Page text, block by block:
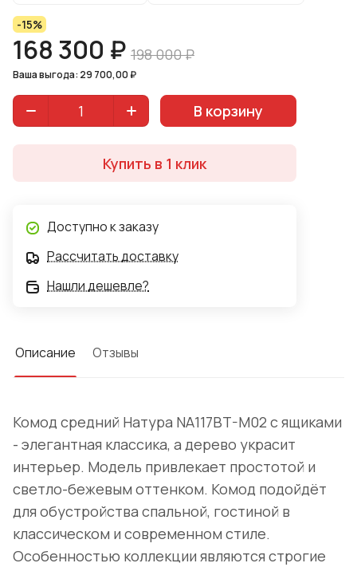
-15%
168 300 ₽ 198 000 ₽
Ваша выгода: 29 700,00 ₽
В корзину
Купить в 1 клик
Доступно к заказу
Рассчитать доставку
Нашли дешевле?
Описание Отзывы
Комод средний Натура NA117BT-M02 с ящиками
- элегантная классика, а дерево украсит
интерьер. Модель привлекает простотой и
светло-бежевым оттенком. Комод подойдёт
для обустройства спальной, гостиной в
классическом и современном стиле.
Особенностью коллекции являются строгие